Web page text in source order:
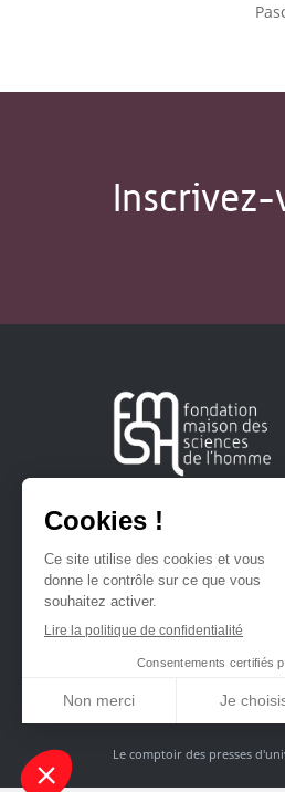
Créée en 1963, la
soutient la recherche et
Le comptoir des presses